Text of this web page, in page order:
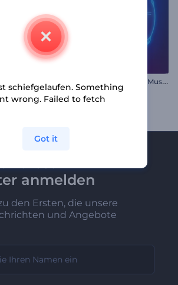
M
inimalistische Rhythmen Musik-Visualisierer
anmelden
den Ersten, die unsere
und Angebote
schiefgelaufen. Something
wrong. Failed to fetch
Got it